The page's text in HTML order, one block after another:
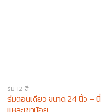
ร่ม 12 สี
ร่มตอนเดียว ขนาด 24 นิ้ว – นี่